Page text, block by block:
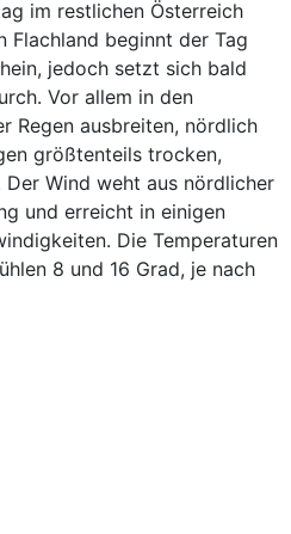
im restlichen Österreich
Flachland beginnt der Tag
jedoch setzt sich bald
Vor allem in den
Regen ausbreiten, nördlich
größtenteils trocken,
Wind weht aus nördlicher
und erreicht in einigen
Die Temperaturen
8 und 16 Grad, je nach